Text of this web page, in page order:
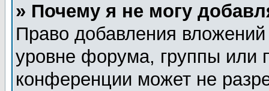
» Почему я не могу
Право добавления
уровне форума, группы или
конференции может не